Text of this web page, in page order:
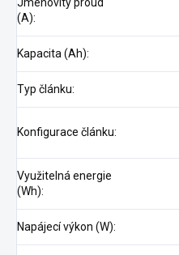
Jmenovitý proud
(A):
Kapacita (Ah):
Typ článku:
Konfigurace článku:
Využitelná energie
(Wh):
Napájecí výkon (W):